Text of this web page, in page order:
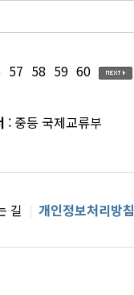
57 58 59 60
: 중등 국제교류부
길 개인정보처리방침